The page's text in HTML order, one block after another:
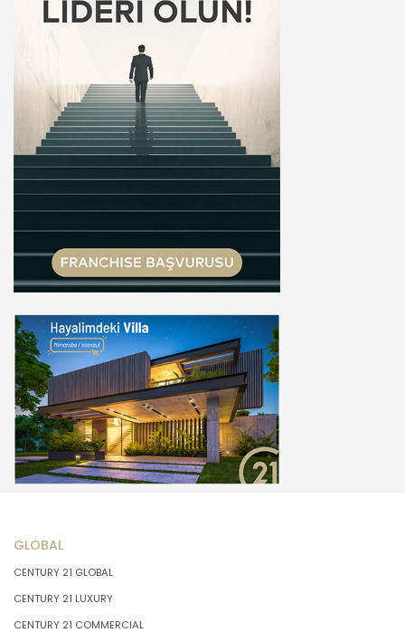
GLOBAL
CENTURY 21 GLOBAL
CENTURY 21 LUXURY
CENTURY 21 COMMERCIAL